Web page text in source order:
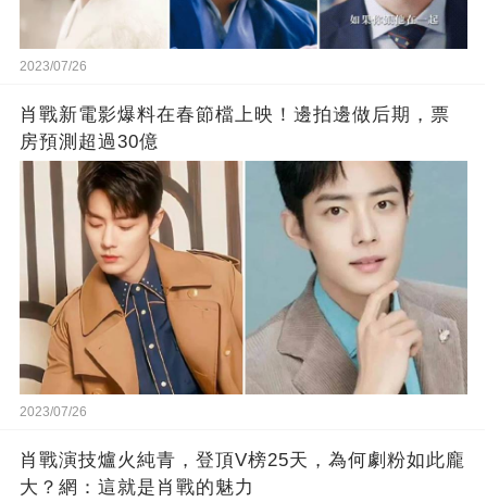
2023/07/26
肖戰新電影爆料在春節檔上映！邊拍邊做后期，票
房預測超過30億
2023/07/26
肖戰演技爐火純青，登頂V榜25天，為何劇粉如此龐
大？網：這就是肖戰的魅力